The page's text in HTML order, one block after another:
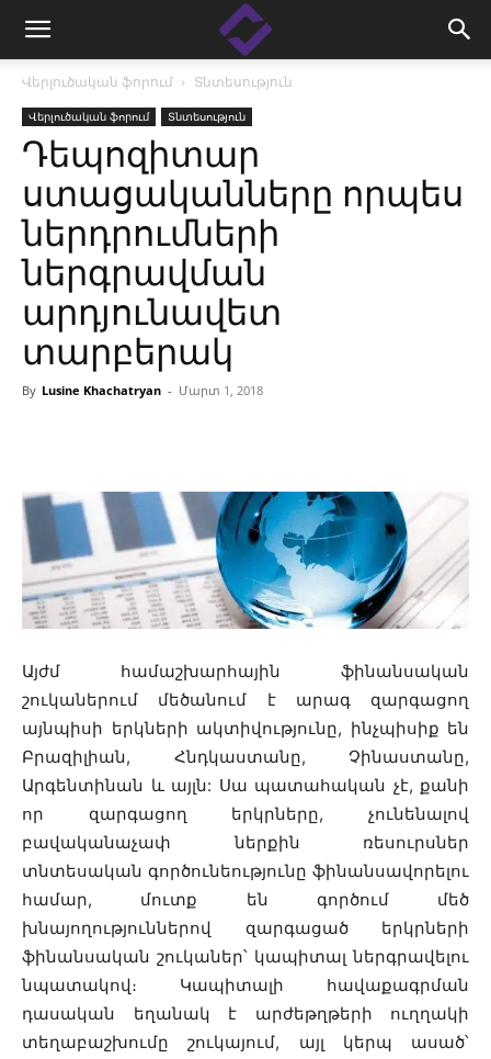
Վերլուծական ֆորում Տնտեսություն
Վերլուծական ֆորում Տնտեսություն
Դեպոզիտար
ստացականները որպես
ներդրումների
ներգրավման
արդյունավետ
տարբերակ
By Lusine Khachatryan - Մարտ 1, 2018
Այժմ համաշխարհային ֆինանսական
շուկաներում մեծանում է արագ զարգացող
այնպիսի երկների ակտիվությունը, ինչպիսիք են
Բրազիլիան, Հնդկաստանը, Չինաստանը,
Արգենտինան և այլն: Սա պատահական չէ, քանի
որ զարգացող երկրները, չունենալով
բավականաչափ ներքին ռեսուրսներ
տնտեսական գործունեությունը ֆինանսավորելու
համար, մուտք են գործում մեծ
խնայողություններով զարգացած երկրների
ֆինանսական շուկաներ՝ կապիտալ ներգրավելու
նպատակով։ Կապիտալի հավաքագրման
դասական եղանակ է արժեթղթերի ուղղակի
տեղաբաշխումը շուկայում, այլ կերպ ասած՝